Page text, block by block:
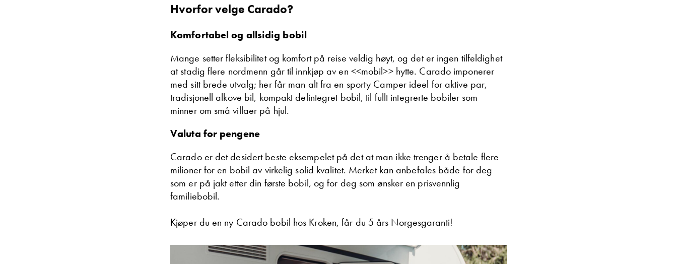
Navn
Beskrivelse
Denne siden er beskyttet av reCAPTCHA og Google
PersonvernerklæringogVilkår for bruker gjeldende.
Hvorfor velge Carado?
Komfortabel og allsidig bobil
Mange setter fleksibilitet og komfort på reise veldig høyt, og det er ingen tilfeldighet
at stadig flere nordmenn går til innkjøp av en <<mobil>> hytte. Carado imponerer
med sitt brede utvalg; her får man alt fra en sporty Camper ideel for aktive par,
tradisjonell alkove bil, kompakt delintegret bobil, til fullt integrerte bobiler som
minner om små villaer på hjul.
Valuta for pengene
Carado er det desidert beste eksempelet på det at man ikke trenger å betale flere
milioner for en bobil av virkelig solid kvalitet. Merket kan anbefales både for deg
som er på jakt etter din første bobil, og for deg som ønsker en prisvennlig
familiebobil.
Kjøper du en ny Carado bobil hos Kroken, får du 5 års Norgesgaranti!